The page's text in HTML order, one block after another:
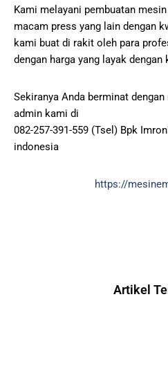
Kami melayani pembuatan
macam press yang lain dengan
kami buat di rakit oleh para
dengan harga yang layak dengan
Sekiranya Anda berminat
admin kami di
082-257-391-559 (Tsel) Bpk
indonesia
https://
Artikel